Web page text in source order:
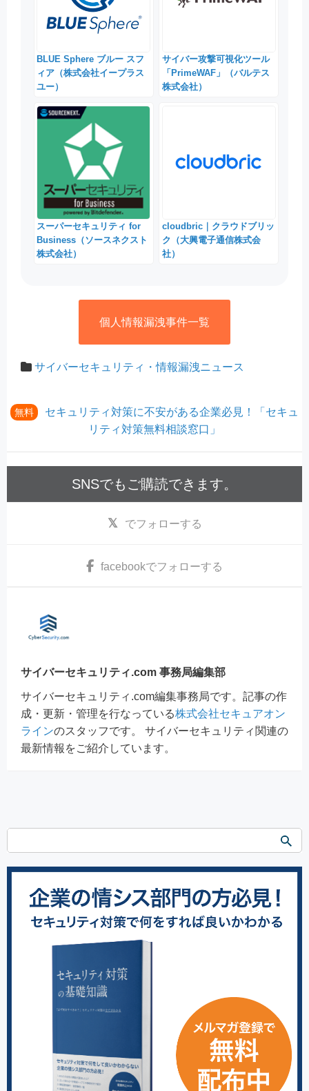
BLUE Sphere ブルー スフ
ィア（株式会社イープラス
ユー）
サイバー攻撃可視化ツール
「PrimeWAF」（バルテス
株式会社）
スーパーセキュリティ for
Business（ソースネクスト
株式会社）
cloudbric｜クラウドブリッ
ク（大興電子通信株式会
社）
個人情報漏洩事件一覧
サイバーセキュリティ・情報漏洩ニュース
無料
セキュリティ対策に不安がある企業必見！「セキュ
リティ対策無料相談窓口」
SNSでもご購読できます。
でフォローする
facebookでフォローする
サイバーセキュリティ.com 事務局編集部
サイバーセキュリティ.com編集事務局です。記事の作
成・更新・管理を行なっている株式会社セキュアオン
ラインのスタッフです。 サイバーセキュリティ関連の
最新情報をご紹介しています。